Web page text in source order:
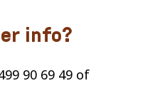
info?
90 69 49 of